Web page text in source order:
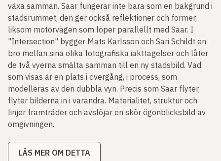
växa samman. Saar fungerar inte bara som en bakgrund i
stadsrummet, den ger också reflektioner och former,
liksom motorvägen som löper parallellt med Saar. I
"Intersection" bygger Mats Karlsson och Sari Schildt en
bro mellan sina olika fotografiska iakttagelser och låter
de två vyerna smälta samman till en ny stadsbild. Vad
som visas är en plats i övergång, i process, som
modelleras av den dubbla vyn. Precis som Saar flyter,
flyter bilderna in i varandra. Materialitet, struktur och
linjer framträder och avslöjar en skör ögonblicksbild av
omgivningen.
LÄS MER OM DETTA